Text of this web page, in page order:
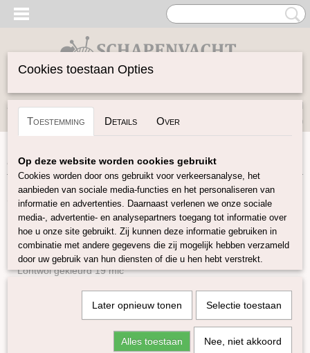
Inloggen Registreren
(0)
Home>Spinwol>Kleurenset
Spinwol
Lontwol Natuurlijke kleuren
Lontwol gekleurd 14,5 mic
Lontwol gekleurd 19 mic
Lontwol Melange 19 mic
Lontwol 19 mic/zijde melange
Lontwol Corriedale gekleurd
Cookies toestaan Opties
Toestemming Details Over
Op deze website worden cookies gebruikt
Cookies worden door ons gebruikt voor verkeersanalyse, het
aanbieden van sociale media-functies en het personaliseren van
informatie en advertenties. Daarnaast verlenen we onze sociale
media-, advertentie- en analysepartners toegang tot informatie over
hoe u onze site gebruikt. Zij kunnen deze informatie gebruiken in
combinatie met andere gegevens die zij mogelijk hebben verzameld
door uw gebruik van hun diensten of die u hen hebt verstrekt.
Later opnieuw tonen Selectie toestaan
Alles toestaan Nee, niet akkoord